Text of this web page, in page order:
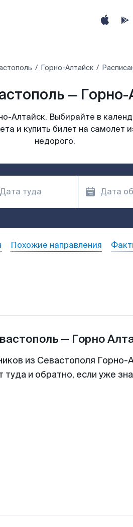
Горно-Алтайск
— Горно-
Алтайск. Выбирайте в
и купить билет на самолет
недорого.
Похожие направления
— Горно
из Севастополя Горно-
и обратно, если уже